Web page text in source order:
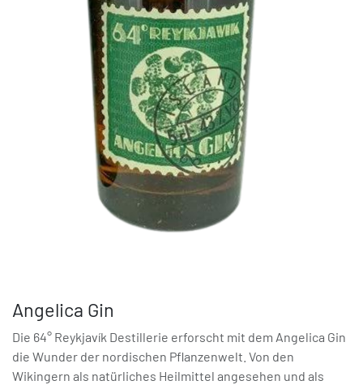
Angelica Gin
Die 64° Reykjavík Destillerie erforscht mit dem Angelica Gin
die Wunder der nordischen Pflanzenwelt. Von den
Wikingern als natürliches Heilmittel angesehen und als